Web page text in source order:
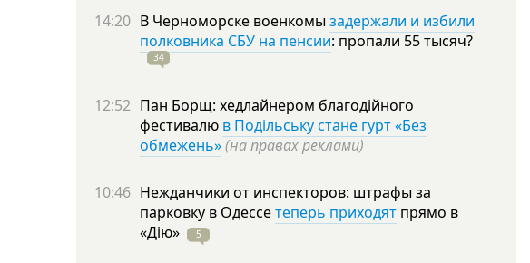
14:20 В Черноморске военкомы задержали и избили
полковника СБУ на пенсии: пропали 55тысяч?
34
12:52 Пан Борщ: хедлайнером благодійного
фестивалю в Подільську стане гурт «Без
обмежень»(на правах реклами)
10:46 Нежданчики от инспекторов: штрафы за
парковку в Одессетеперь приходят прямо в
«Дію»
5